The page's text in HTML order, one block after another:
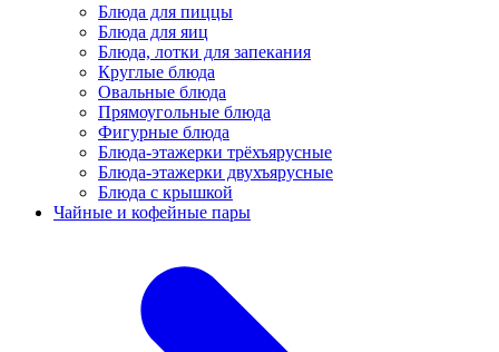
Блюда для пиццы
Блюда для яиц
Блюда, лотки для запекания
Круглые блюда
Овальные блюда
Прямоугольные блюда
Фигурные блюда
Блюда-этажерки трёхъярусные
Блюда-этажерки двухъярусные
Блюда с крышкой
Чайные и кофейные пары